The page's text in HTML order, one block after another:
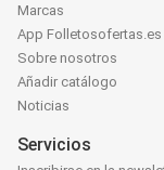
Marcas
App Folletosofertas.es
Sobre nosotros
Añadir catálogo
Noticias
Servicios